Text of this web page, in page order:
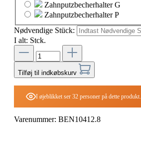
Zahnputzbecherhalter G
Zahnputzbecherhalter P
Nødvendige Stück:
I alt: Stck.
Tilføj til indkøbskurv
I øjeblikket ser 32 personer på dette produkt.
Varenummer: BEN10412.8